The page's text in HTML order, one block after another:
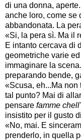
di una donna,
anche loro, come se
abbandonata. La
«Si, la pera sì. Ma il
E intanto cercava di
geometriche varie
immaginare la
preparando bende,
«Scusa, eh...Ma
tal punto? Mai di
pensare famme
insistito per il gusto
«No, mai. E
prenderlo, in quella